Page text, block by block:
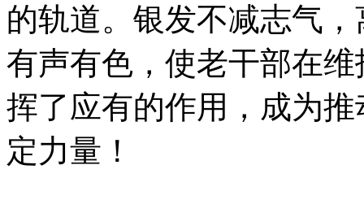
的轨道。银发不减志气
有声有色，使老干部在
挥了应有的作用，成为
定力量！